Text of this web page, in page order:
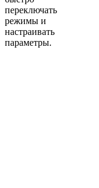
переключать
режимы и
настраивать
параметры.